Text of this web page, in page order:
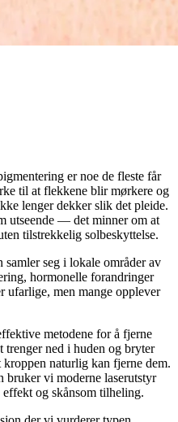
er noe de fleste får
til at flekkene blir mørkere og
lenger dekker slik det pleide.
utseende — det minner om at
tilstrekkelig solbeskyttelse.
seg i lokale områder av
hormonelle forandringer
ufarlige, men mange opplever
metodene for å fjerne
trenger ned i huden og bryter
naturlig kan fjerne dem.
vi moderne laserutstyr
og skånsom tilheling.